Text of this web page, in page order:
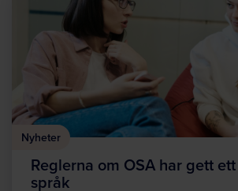
Nyheter
Reglerna om OSA har gett
språk